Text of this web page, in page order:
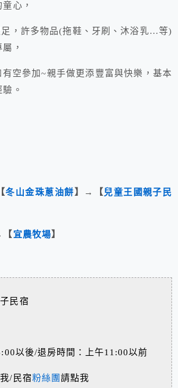
心，
足，許多物品(拖鞋、牙刷、沐浴乳…等)
，
有空參加~親手做更添豐富與快樂，基本
。
冬山金珠蔥油餅】→【兒童王國親子民
宜農牧場】
民宿
以後/退房時間：上午11:00以前
/民宿粉絲團 請點我